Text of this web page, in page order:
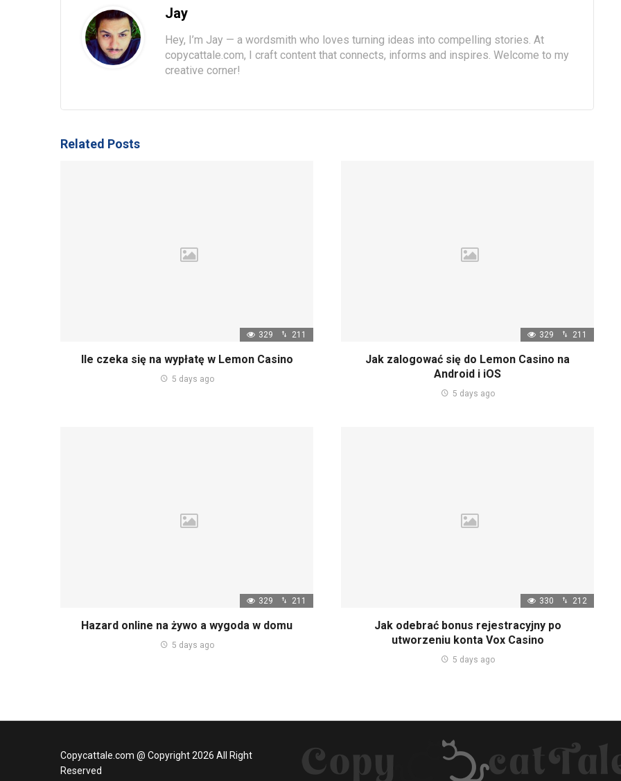
Jay
Hey, I’m Jay — a wordsmith who loves turning ideas into compelling stories. At
copycattale.com, I craft content that connects, informs and inspires. Welcome to my
creative corner!
Related Posts
329 211
Ile czeka się na wypłatę w Lemon Casino
5 days ago
329 211
Jak zalogować się do Lemon Casino na
Android i iOS
5 days ago
329 211
Hazard online na żywo a wygoda w domu
5 days ago
330 212
Jak odebrać bonus rejestracyjny po
utworzeniu konta Vox Casino
5 days ago
Copycattale.com @ Copyright 2026 All Right
Reserved